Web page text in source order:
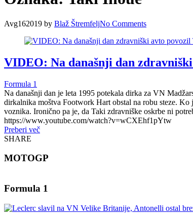
Avg162019 by Blaž ŠtremfeljNo Comments
VIDEO: Na današnji dan
Formula 1
Na današnji dan je leta 1995 potekala dirka za VN
dirkalnika moštva Footwork Hart obstal na robu steze.
voznika. Ironično pa je, da Taki zdravniške oskrbe ni
https://www.youtube.com/watch?v=wCXEhf1pYtw
Preberi več
SHARE
MOTOGP
Formula 1